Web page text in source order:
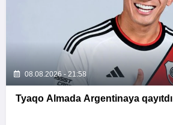
08.08.2026 - 21:58
Tyaqo Almada Argentinaya qayıtdı